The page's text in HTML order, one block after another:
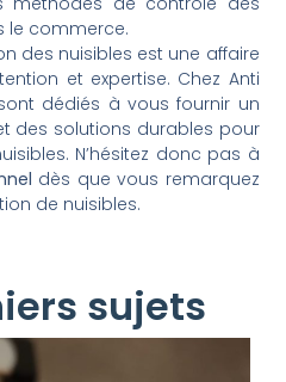
le commerce.
des nuisibles est une affaire
et expertise. Chez Anti
dédiés à vous fournir un
des solutions durables pour
N’hésitez donc pas à
dès que vous remarquez
de nuisibles.
sujets